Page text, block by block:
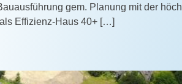
gem. Planung mit der
Effizienz-Haus 40+ […]